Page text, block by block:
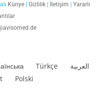
Künye Gizlilik İletişim
Yararlı
Türkçe
العربية
Polski